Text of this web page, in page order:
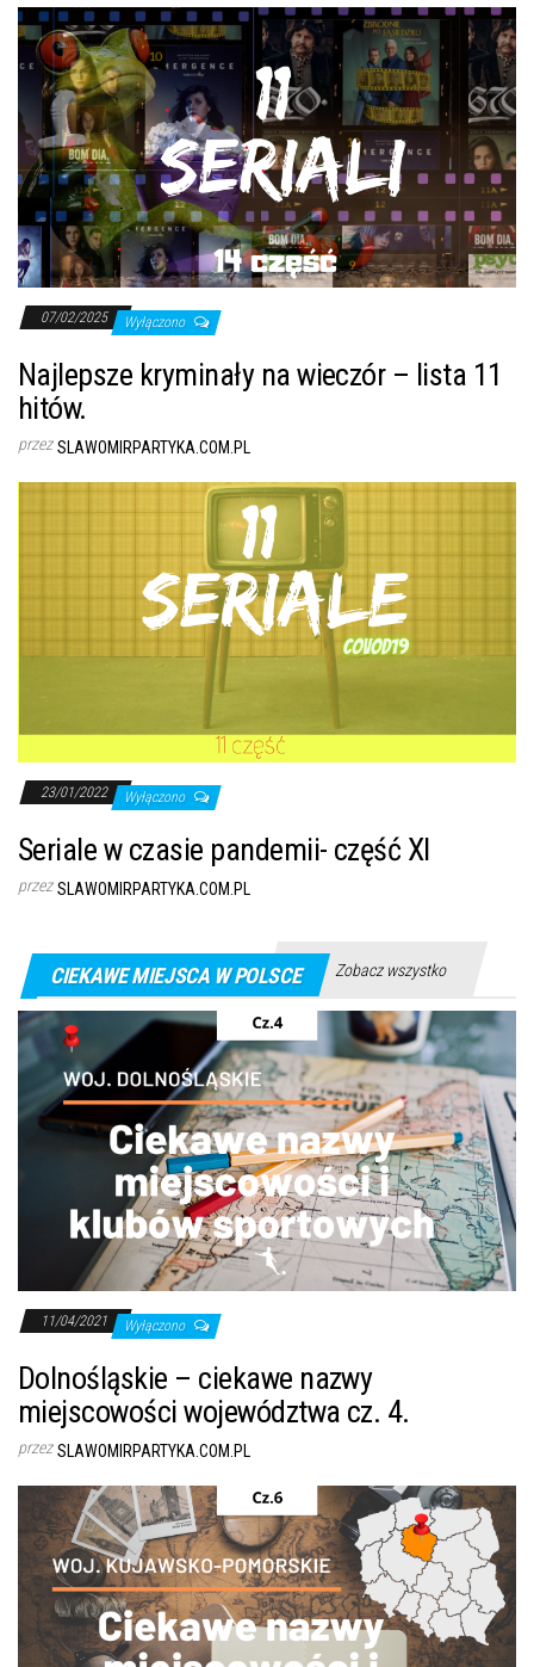
07/02/2025 Wyłączono
Najlepsze kryminały na wieczór – lista 11
hitów.
przez SLAWOMIRPARTYKA.COM.PL
23/01/2022 Wyłączono
Seriale w czasie pandemii- część XI
przez SLAWOMIRPARTYKA.COM.PL
CIEKAWE MIEJSCA W POLSCE Zobacz wszystko
11/04/2021 Wyłączono
Dolnośląskie – ciekawe nazwy
miejscowości województwa cz. 4.
przez SLAWOMIRPARTYKA.COM.PL